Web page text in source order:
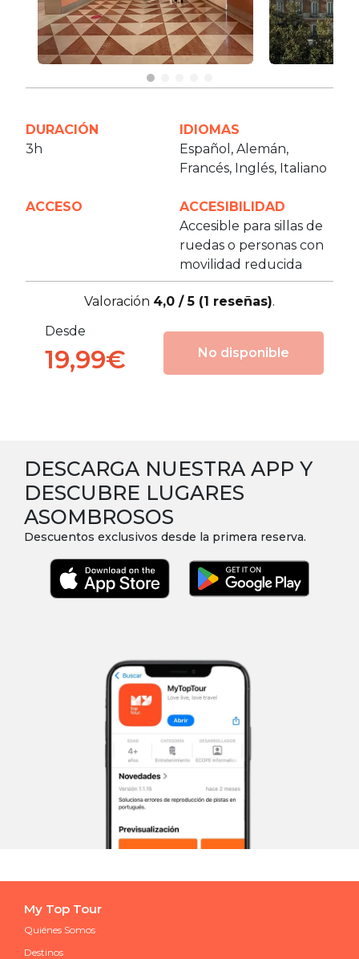
DURACIÓN
3h
IDIOMAS
Español, Alemán,
Francés, Inglés, Italiano
ACCESO
ACCESIBILIDAD
Accesible para sillas de
ruedas o personas con
movilidad reducida
Valoración 4,0 / 5 (1 reseñas).
Desde
19,99€ No disponible
DESCARGA NUESTRA APP Y
DESCUBRE LUGARES
ASOMBROSOS
Descuentos exclusivos desde la primera reserva.
My Top Tour
Quiénes Somos
Destinos